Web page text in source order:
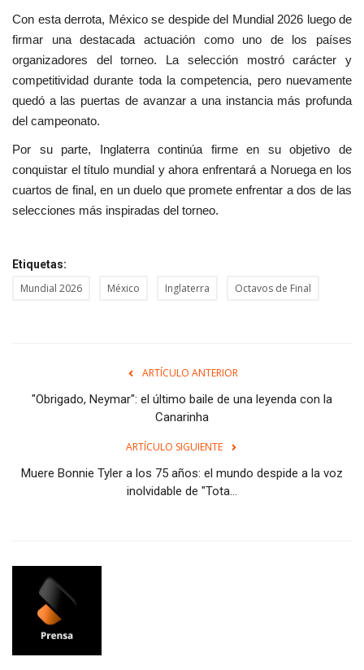
Con esta derrota, México se despide del Mundial 2026 luego de
firmar una destacada actuación como uno de los países
organizadores del torneo. La selección mostró carácter y
competitividad durante toda la competencia, pero nuevamente
quedó a las puertas de avanzar a una instancia más profunda
del campeonato.
Por su parte, Inglaterra continúa firme en su objetivo de
conquistar el título mundial y ahora enfrentará a Noruega en los
cuartos de final, en un duelo que promete enfrentar a dos de las
selecciones más inspiradas del torneo.
Etiquetas:
Mundial 2026 México Inglaterra Octavos de Final
ARTÍCULO ANTERIOR
"Obrigado, Neymar": el último baile de una leyenda con la
Canarinha
ARTÍCULO SIGUIENTE
Muere Bonnie Tyler a los 75 años: el mundo despide a la voz
inolvidable de "Tota...